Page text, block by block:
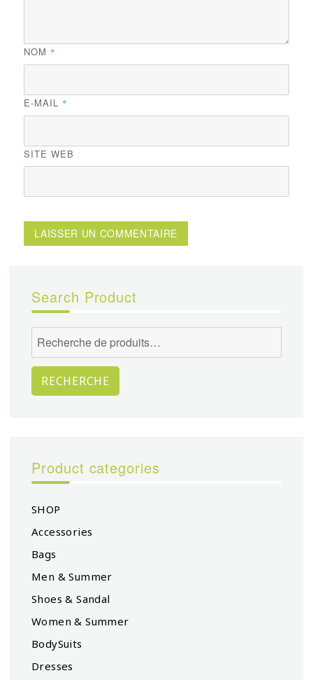
NOM *
E-MAIL *
SITE WEB
Search Product
Recherche
pour :
RECHERCHE
Product categories
SHOP
Accessories
Bags
Men & Summer
Shoes & Sandal
Women & Summer
BodySuits
Dresses